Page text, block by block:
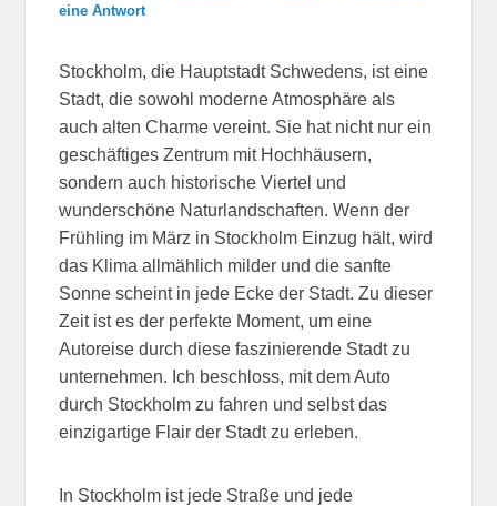
eine Antwort
Stockholm, die Hauptstadt Schwedens, ist eine
Stadt, die sowohl moderne Atmosphäre als
auch alten Charme vereint. Sie hat nicht nur ein
geschäftiges Zentrum mit Hochhäusern,
sondern auch historische Viertel und
wunderschöne Naturlandschaften. Wenn der
Frühling im März in Stockholm Einzug hält, wird
das Klima allmählich milder und die sanfte
Sonne scheint in jede Ecke der Stadt. Zu dieser
Zeit ist es der perfekte Moment, um eine
Autoreise durch diese faszinierende Stadt zu
unternehmen. Ich beschloss, mit dem Auto
durch Stockholm zu fahren und selbst das
einzigartige Flair der Stadt zu erleben.
In Stockholm ist jede Straße und jede